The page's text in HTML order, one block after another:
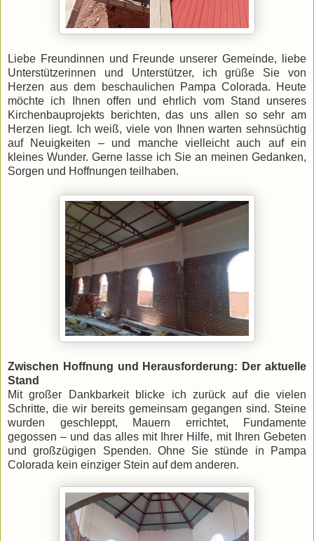
Liebe Freundinnen und Freunde unserer Gemeinde, liebe
Unterstützerinnen und Unterstützer, ich grüße Sie von
Herzen aus dem beschaulichen Pampa Colorada. Heute
möchte ich Ihnen offen und ehrlich vom Stand unseres
Kirchenbauprojekts berichten, das uns allen so sehr am
Herzen liegt. Ich weiß, viele von Ihnen warten sehnsüchtig
auf Neuigkeiten – und manche vielleicht auch auf ein
kleines Wunder. Gerne lasse ich Sie an meinen Gedanken,
Sorgen und Hoffnungen teilhaben.
Zwischen Hoffnung und Herausforderung: Der aktuelle
Stand
Mit großer Dankbarkeit blicke ich zurück auf die vielen
Schritte, die wir bereits gemeinsam gegangen sind. Steine
wurden geschleppt, Mauern errichtet, Fundamente
gegossen – und das alles mit Ihrer Hilfe, mit Ihren Gebeten
und großzügigen Spenden. Ohne Sie stünde in Pampa
Colorada kein einziger Stein auf dem anderen.